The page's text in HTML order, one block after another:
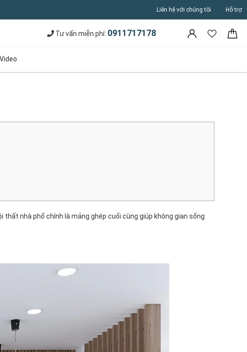
Liên hệ với chúng tôi Hỗ trợ
Video
Tư vấn miễn phí: 0911717178
nhà phố chính là mảng ghép cuối cùng giúp không gian sống